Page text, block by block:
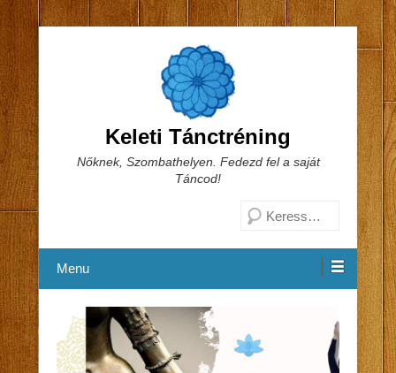
Keleti Tánctréning
Nőknek, Szombathelyen. Fedezd fel a saját
Táncod!
Menu